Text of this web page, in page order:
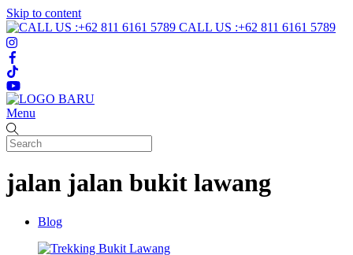
Skip to content
CALL US :+62 811 6161 5789
Menu
jalan jalan bukit lawang
Blog